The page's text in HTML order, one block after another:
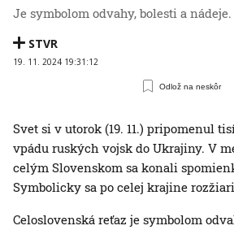
Je symbolom odvahy, bolesti a nádeje.
STVR
19. 11. 2024 19:31:12
Odlož na neskôr
Svet si v utorok (19. 11.) pripomenul
vpádu ruských vojsk do Ukrajiny. V
celým Slovenskom sa konali
Symbolicky sa po celej krajine
Celoslovenská reťaz je symbolom